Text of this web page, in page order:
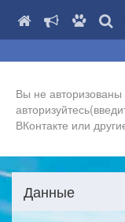
Вы не
ВКонтакте или
Данные